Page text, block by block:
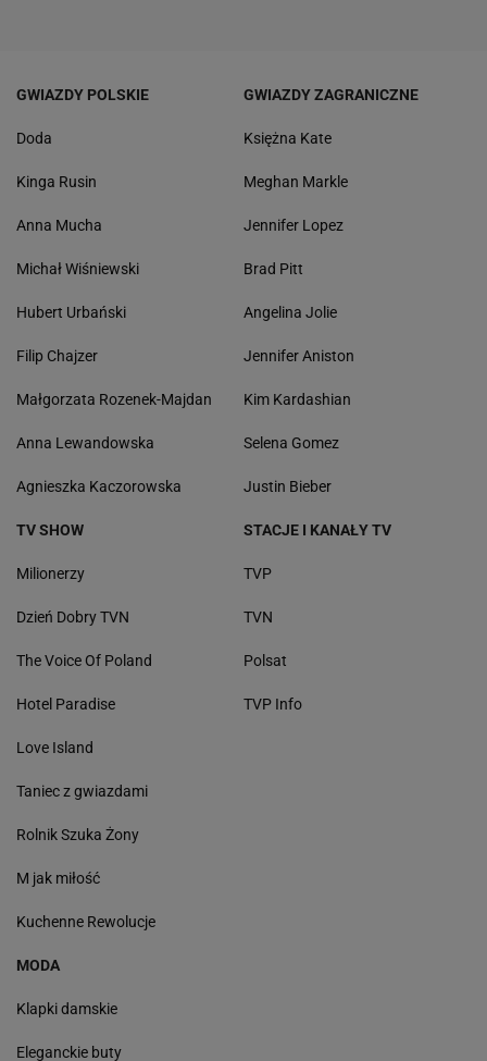
GWIAZDY POLSKIE
Doda
Kinga Rusin
Anna Mucha
Michał Wiśniewski
Hubert Urbański
Filip Chajzer
Małgorzata Rozenek-Majdan
Anna Lewandowska
Agnieszka Kaczorowska
GWIAZDY ZAGRANICZNE
Księżna Kate
Meghan Markle
Jennifer Lopez
Brad Pitt
Angelina Jolie
Jennifer Aniston
Kim Kardashian
Selena Gomez
Justin Bieber
TV SHOW
Milionerzy
Dzień Dobry TVN
The Voice Of Poland
Hotel Paradise
Love Island
Taniec z gwiazdami
Rolnik Szuka Żony
M jak miłość
Kuchenne Rewolucje
STACJE I KANAŁY TV
TVP
TVN
Polsat
TVP Info
MODA
Klapki damskie
Eleganckie buty